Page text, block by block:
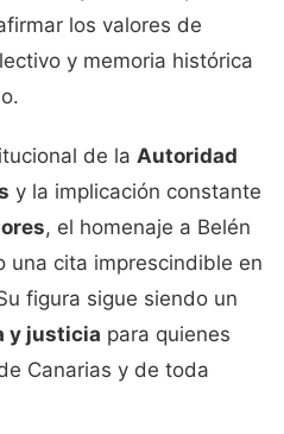
los valores de
y memoria histórica
de la Autoridad
y la implicación constante
, el homenaje a Belén
una cita imprescindible en
figura sigue siendo un
y justicia para quienes
Canarias y de toda